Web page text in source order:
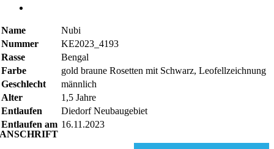
Name
Nubi
Nummer
KE2023_4193
Rasse
Bengal
Farbe
gold braune Rosetten mit Schwarz, Leofellzeichnung
Geschlecht
männlich
Alter
1,5 Jahre
Entlaufen
Diedorf Neubaugebiet
Entlaufen am 16.11.2023
ANSCHRIFT